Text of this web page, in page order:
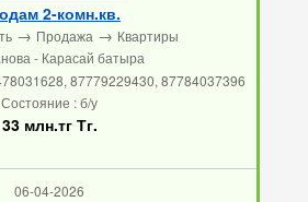
2-комн.кв.
→ Продажа → Квартиры
- Карасай батыра
87779229430, 87784037396
Состояние : б/у
33 млн.тг Тг.
06-04-2026